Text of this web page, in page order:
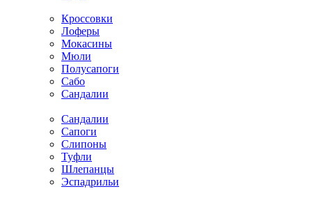
Кроссовки
Лоферы
Мокасины
Мюли
Полусапоги
Сабо
Сандалии
Сандалии
Сапоги
Слипоны
Туфли
Шлепанцы
Эспадрильи